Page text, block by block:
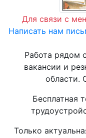
Для связи с
Написать нам
Работа рядом
вакансии и
области.
Бесплатная
Только